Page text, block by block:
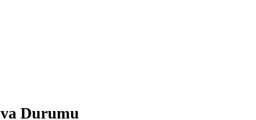
Durumu